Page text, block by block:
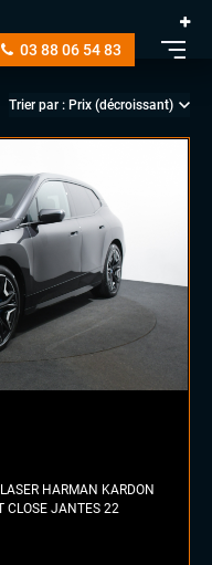
03 88 06 54 83
HARMAN KARDON
CLOSE JANTES 22